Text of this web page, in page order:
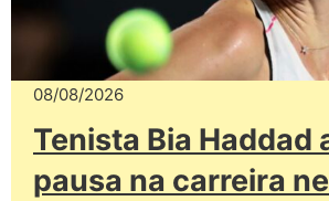
08/08/2026
Tenista Bia Haddad
pausa na carreira